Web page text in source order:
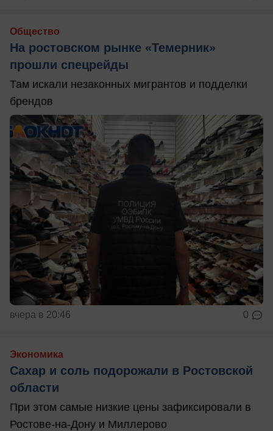
Общество
На ростовском рынке «Темерник»
прошли спецрейды
Там искали незаконных мигрантов и подделки
брендов
вчера в 20:46 0
Экономика
Сахар и соль подорожали в Ростовской
области
При этом самые низкие цены зафиксировали в
Ростове-на-Дону и Миллерово